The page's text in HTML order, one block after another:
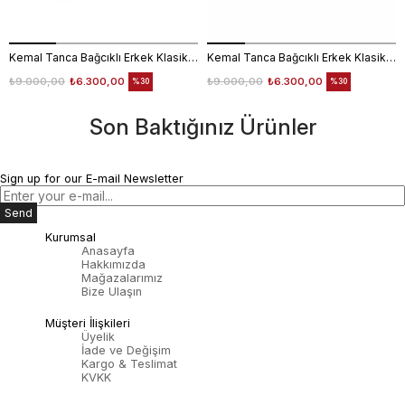
Kemal Tanca Bağcıklı Erkek Klasik Ayakkabı 700
₺6.300,00
₺9.000,00 %30
Kemal Tanca Bağcıklı Erkek Klasik Ayakkabı 700
₺6.300,00
₺9.000,00 %30
Son Baktığınız Ürünler
Sign up for our E-mail Newsletter
Send
Kurumsal
Anasayfa
Hakkımızda
Mağazalarımız
Bize Ulaşın
Müşteri İlişkileri
Üyelik
İade ve Değişim
Kargo & Teslimat
KVKK